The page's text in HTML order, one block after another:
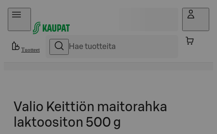
Hyppää sisältöön
Tuotteet
Valio Keittiön maitorahka
laktoositon 500 g